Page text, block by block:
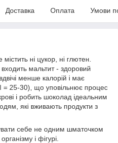
Доставка Оплата Умови
ні цукор, ні глютен.
мальтит - здоровий
менше калорій і має
= 25-30), що уповільнює процес
і робить шоколад ідеальним
які вживають продукти з
себе не одним шматочком
і фігурі.